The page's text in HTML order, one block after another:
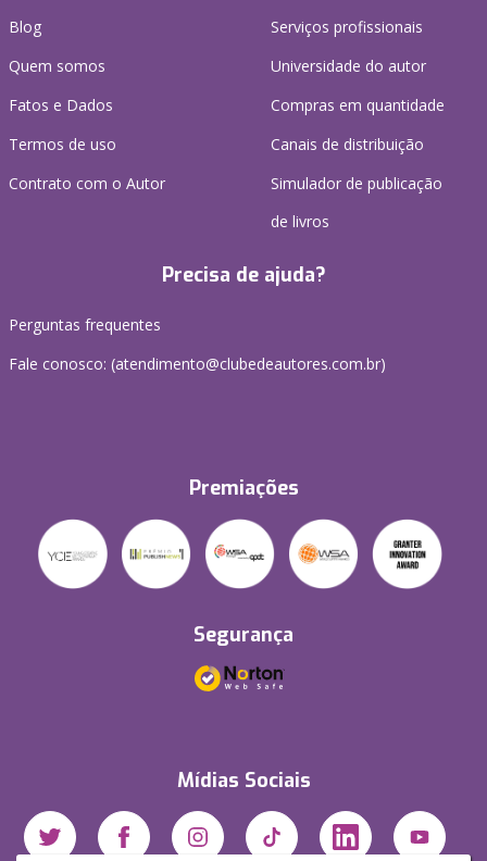
Blog
Quem somos
Fatos e Dados
Termos de uso
Contrato com o Autor
Serviços profissionais
Universidade do autor
Compras em quantidade
Canais de distribuição
Simulador de publicação
de livros
Precisa de ajuda?
Perguntas frequentes
Fale conosco: (atendimento@clubedeautores.com.br)
Premiações
Segurança
Mídias Sociais